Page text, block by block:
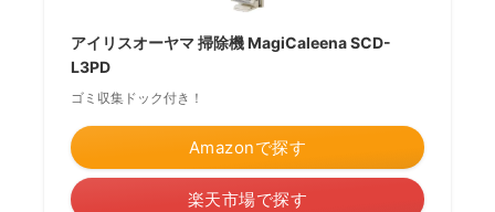
アイリスオーヤマ 掃除機 MagiCaleena SCD-
L3PD
ゴミ収集ドック付き！
Amazonで探す
楽天市場で探す